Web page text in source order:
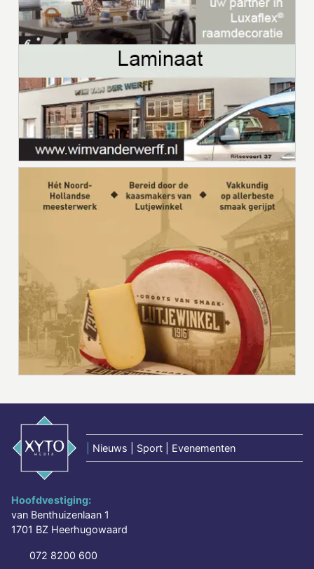
Nieuws | Sport | Evenementen
Hoofdvestiging:
van Benthuizenlaan 1
1701 BZ Heerhugowaard
072 8200 600